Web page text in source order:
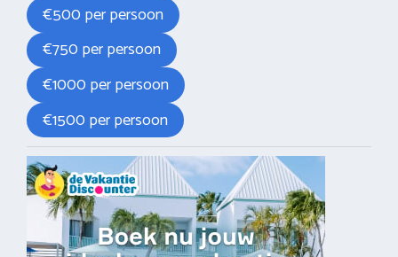
€500 per persoon
€750 per persoon
€1000 per persoon
€1500 per persoon